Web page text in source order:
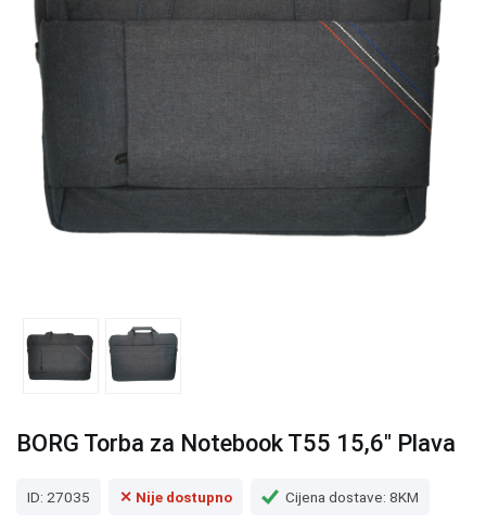
BORG Torba za Notebook T55 15,6" Plava
ID: 27035 ✕ Nije dostupno Cijena dostave: 8KM